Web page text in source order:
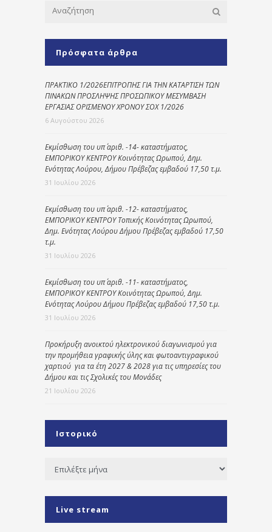
Πρόσφατα άρθρα
ΠΡΑΚΤΙΚΟ 1/2026ΕΠΙΤΡΟΠΗΣ ΓΙΑ ΤΗΝ ΚΑΤΑΡΤΙΣΗ ΤΩΝ
ΠΙΝΑΚΩΝ ΠΡΟΣΛΗΨΗΣ ΠΡΟΣΩΠΙΚΟΥ ΜΕΣΥΜΒΑΣΗ
ΕΡΓΑΣΙΑΣ ΟΡΙΣΜΕΝΟΥ ΧΡΟΝΟΥ ΣΟΧ 1/2026
6 Αυγούστου 2026
Εκμίσθωση του υπ΄ αριθ. -14- καταστήματος,
ΕΜΠΟΡΙΚΟΥ ΚΕΝΤΡΟΥ Κοινότητας Ωρωπού, Δημ.
Ενότητας Λούρου, Δήμου Πρέβεζας εμβαδού 17,50 τ.μ.
31 Ιουλίου 2026
Εκμίσθωση του υπ΄ αριθ. -12- καταστήματος,
ΕΜΠΟΡΙΚΟΥ ΚΕΝΤΡΟΥ Τοπικής Κοινότητας Ωρωπού,
Δημ. Ενότητας Λούρου Δήμου Πρέβεζας εμβαδού 17,50
τ.μ.
31 Ιουλίου 2026
Εκμίσθωση του υπ΄ αριθ. -11- καταστήματος,
ΕΜΠΟΡΙΚΟΥ ΚΕΝΤΡΟΥ Κοινότητας Ωρωπού, Δημ.
Ενότητας Λούρου Δήμου Πρέβεζας εμβαδού 17,50 τ.μ.
31 Ιουλίου 2026
Προκήρυξη ανοικτού ηλεκτρονικού διαγωνισμού για
την προμήθεια γραφικής ύλης και φωτοαντιγραφικού
χαρτιού για τα έτη 2027 & 2028 για τις υπηρεσίες του
Δήμου και τις Σχολικές του Μονάδες
21 Ιουλίου 2026
Ιστορικό
Ιστορικό
Live stream